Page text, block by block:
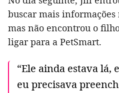
buscar mais informações
mas não encontrou o
ligar para a PetSmart.
“Ele ainda estava lá,
eu precisava